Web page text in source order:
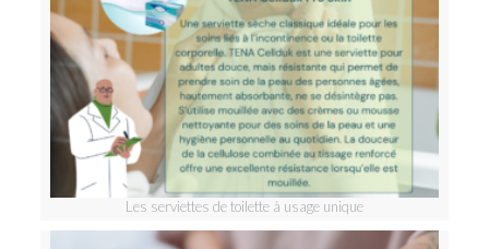
Les serviettes de toilette à usage unique